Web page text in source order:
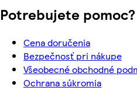
Potrebujete pomoc?
Cena doručenia
Bezpečnosť pri nákupe
Všeobecné obchodné
Ochrana súkromia